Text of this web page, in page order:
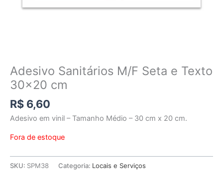
Adesivo Sanitários M/F Seta e Texto
30×20 cm
R$ 6,60
Adesivo em vinil – Tamanho Médio – 30 cm x 20 cm.
Fora de estoque
SKU: SPM38 Categoria: Locais e Serviços